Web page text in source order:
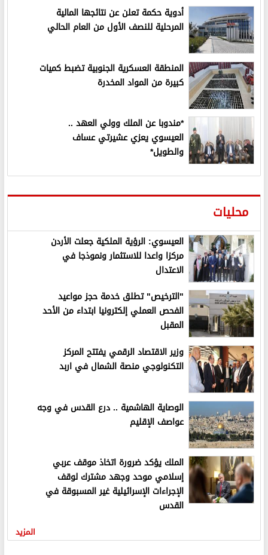
أدوية حكمة تعلن عن نتائجها المالية
المرحلية للنصف الأول من العام الحالي
المنطقة العسكرية الجنوبية تضبط كميات
كبيرة من المواد المخدرة
*مندوبا عن الملك وولي العهد ..
العيسوي يعزي عشيرتي عساف
والطويل*
محليات
العيسوي: الرؤية الملكية جعلت الأردن
مركزا واعدا للاستثمار ونموذجا في
الاعتدال
"الترخيص" تطلق خدمة حجز مواعيد
الفحص العملي إلكترونيا ابتداء من الأحد
المقبل
وزير الاقتصاد الرقمي يفتتح المركز
التكنولوجي منصة الشمال في اربد
الوصاية الهاشمية .. درع القدس في وجه
عواصف الإقليم
الملك يؤكد ضرورة اتخاذ موقف عربي
إسلامي موحد وجهد مشترك لوقف
الإجراءات الإسرائيلية غير المسبوقة في
القدس
المزيد